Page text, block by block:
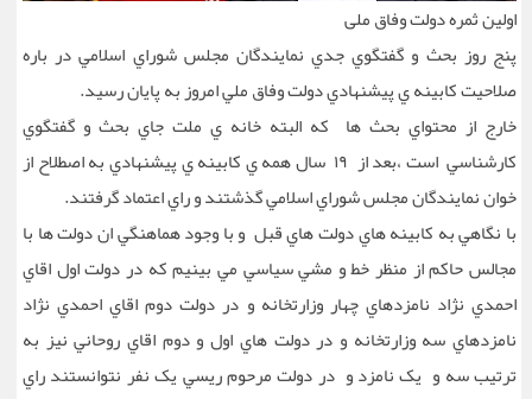
اولین ثمره دولت وفاق ملی
پنج روز بحث و گفتگوي جدي نمايندگان مجلس شوراي اسلامي در باره
صلاحيت کابينه ي پيشنهادي دولت وفاق ملي امروز به پايان رسيد.
خارج از محتواي بحث ها که البته خانه ي ملت جاي بحث و گفتگوي
کارشناسي است ،بعد از ۱۹ سال همه ي کابينه ي پيشنهادي به اصطلاح از
خوان نمايندگان مجلس شوراي اسلامي گذشتند و راي اعتماد گرفتند.
با نگاهي به کابينه هاي دولت هاي قبل و با وجود هماهنگي ان دولت ها با
مجالس حاکم از منظر خط و مشي سياسي مي بينيم که در دولت اول اقاي
احمدي نژاد نامزدهاي چهار وزارتخانه و در دولت دوم اقاي احمدي نژاد
نامزدهاي سه وزارتخانه و در دولت هاي اول و دوم اقاي روحاني نيز به
ترتيب سه و يک نامزد و در دولت مرحوم ريسي يک نفر نتوانستند راي